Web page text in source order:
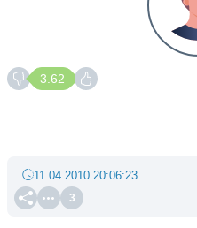
3.62
3
11.04.2010 20:06:23